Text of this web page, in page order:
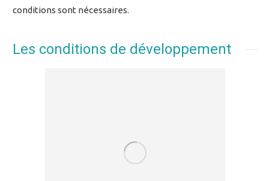
conditions sont nécessaires.
Les conditions de développement